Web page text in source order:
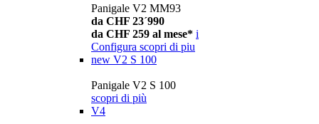
Panigale V2 MM93
da CHF 23´990
da CHF 259 al mese* i
Configura scopri di piu
new V2 S 100
Panigale V2 S 100
scopri di più
V4